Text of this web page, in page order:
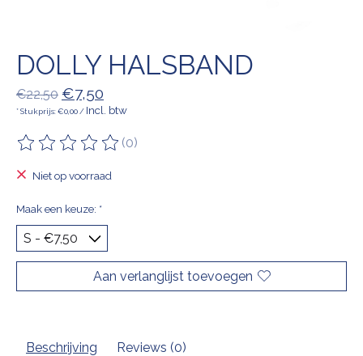
DOLLY HALSBAND
€22,50 €7,50
* Stukprijs: €0,00 / Incl. btw
De beoordeling van dit product is
(0)
Niet op voorraad
Maak een keuze: *
Aan verlanglijst toevoegen
Beschrijving Reviews (0)